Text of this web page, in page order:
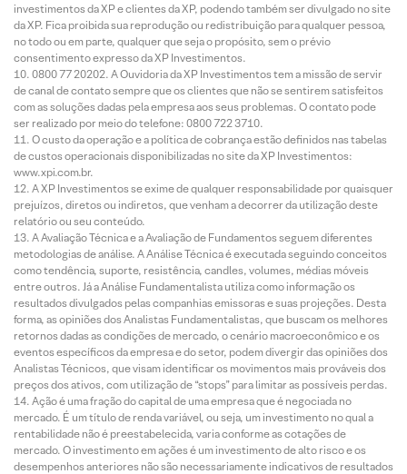
investimentos da XP e clientes da XP, podendo também ser divulgado no site
da XP. Fica proibida sua reprodução ou redistribuição para qualquer pessoa,
no todo ou em parte, qualquer que seja o propósito, sem o prévio
consentimento expresso da XP Investimentos.
0800 77 20202. A Ouvidoria da XP Investimentos tem a missão de servir
de canal de contato sempre que os clientes que não se sentirem satisfeitos
com as soluções dadas pela empresa aos seus problemas. O contato pode
ser realizado por meio do telefone: 0800 722 3710.
O custo da operação e a política de cobrança estão definidos nas tabelas
de custos operacionais disponibilizadas no site da XP Investimentos:
www.xpi.com.br.
A XP Investimentos se exime de qualquer responsabilidade por quaisquer
prejuízos, diretos ou indiretos, que venham a decorrer da utilização deste
relatório ou seu conteúdo.
A Avaliação Técnica e a Avaliação de Fundamentos seguem diferentes
metodologias de análise. A Análise Técnica é executada seguindo conceitos
como tendência, suporte, resistência, candles, volumes, médias móveis
entre outros. Já a Análise Fundamentalista utiliza como informação os
resultados divulgados pelas companhias emissoras e suas projeções. Desta
forma, as opiniões dos Analistas Fundamentalistas, que buscam os melhores
retornos dadas as condições de mercado, o cenário macroeconômico e os
eventos específicos da empresa e do setor, podem divergir das opiniões dos
Analistas Técnicos, que visam identificar os movimentos mais prováveis dos
preços dos ativos, com utilização de “stops” para limitar as possíveis perdas.
Ação é uma fração do capital de uma empresa que é negociada no
mercado. É um título de renda variável, ou seja, um investimento no qual a
rentabilidade não é preestabelecida, varia conforme as cotações de
mercado. O investimento em ações é um investimento de alto risco e os
desempenhos anteriores não são necessariamente indicativos de resultados